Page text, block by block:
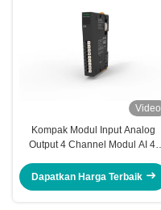
Video
Kompak Modul Input Analog
Output 4 Channel Modul AI 4-
Dapatkan Harga Terbaik